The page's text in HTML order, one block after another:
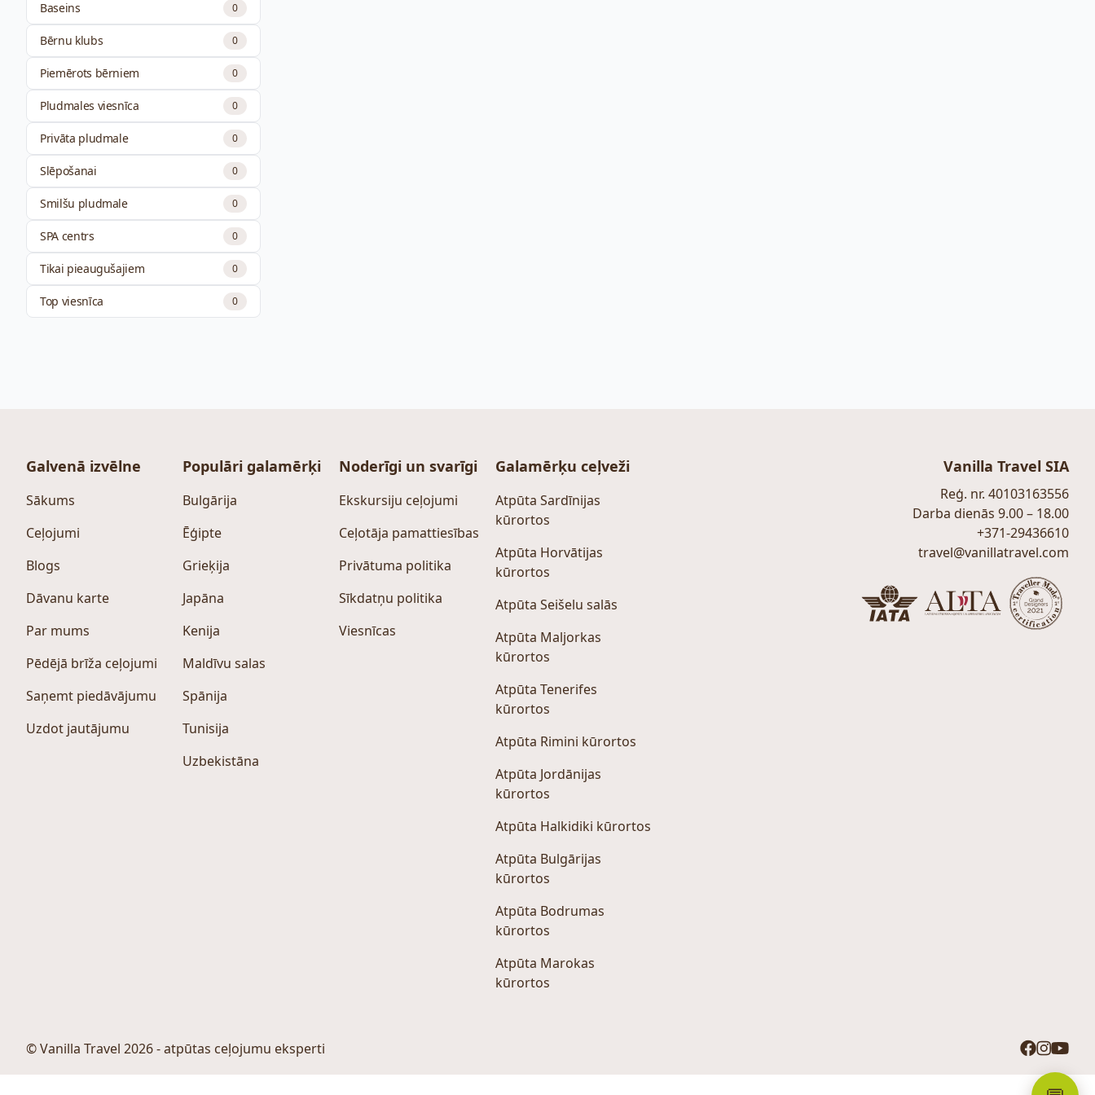
Baseins 0
Bērnu klubs 0
Piemērots bērniem 0
Pludmales viesnīca 0
Privāta pludmale 0
Slēpošanai 0
Smilšu pludmale 0
SPA centrs 0
Tikai pieaugušajiem 0
Top viesnīca 0
Galvenā izvēlne
Sākums
Ceļojumi
Blogs
Dāvanu karte
Par mums
Pēdējā brīža ceļojumi
Saņemt piedāvājumu
Uzdot jautājumu
Populāri galamērķi
Bulgārija
Ēģipte
Grieķija
Japāna
Kenija
Maldīvu salas
Spānija
Tunisija
Uzbekistāna
Noderīgi un svarīgi
Ekskursiju ceļojumi
Ceļotāja pamattiesības
Privātuma politika
Sīkdatņu politika
Viesnīcas
Galamērķu ceļveži
Atpūta Sardīnijas
kūrortos
Atpūta Horvātijas
kūrortos
Atpūta Seišelu salās
Atpūta Maljorkas
kūrortos
Atpūta Tenerifes
kūrortos
Atpūta Rimini kūrortos
Atpūta Jordānijas
kūrortos
Atpūta Halkidiki kūrortos
Atpūta Bulgārijas
kūrortos
Atpūta Bodrumas
kūrortos
Atpūta Marokas
kūrortos
Vanilla Travel SIA
Reģ. nr. 40103163556
Darba dienās 9.00 – 18.00
+371-29436610
travel@vanillatravel.com
© Vanilla Travel 2026 - atpūtas ceļojumu eksperti